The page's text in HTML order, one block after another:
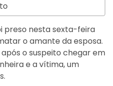
preso nesta sexta-feira
o amante da esposa.
o suspeito chegar em
e a vítima, um